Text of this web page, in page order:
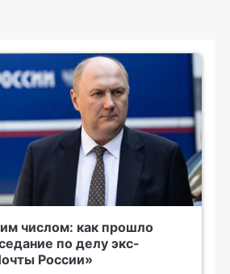
числом: как прошло
по делу экс-
России»